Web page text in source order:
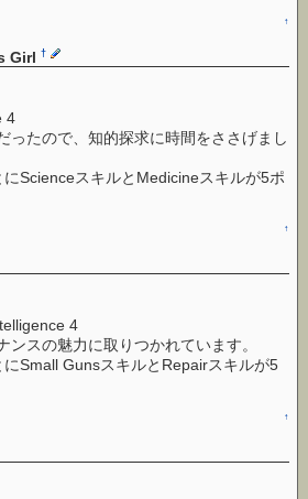
↑
Girl†
4
ったので、知的探求に時間をささげまし
ScienceスキルとMedicineスキルが5ポ
↑
4
ンスの魅力に取りつかれています。
Small GunsスキルとRepairスキルが5
↑